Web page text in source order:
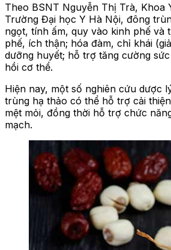
Theo BSNT Nguyễn Thị Trà, Khoa
Trường Đại học Y Hà Nội, đông
ngọt, tính ấm, quy vào kinh phế và
phế, ích thận; hóa đàm, chỉ khái
dưỡng huyết; hỗ trợ tăng cường
hồi cơ thể.
Hiện nay, một số nghiên cứu dược
trùng hạ thảo có thể hỗ trợ cải
mệt mỏi, đồng thời hỗ trợ chức
mạch.